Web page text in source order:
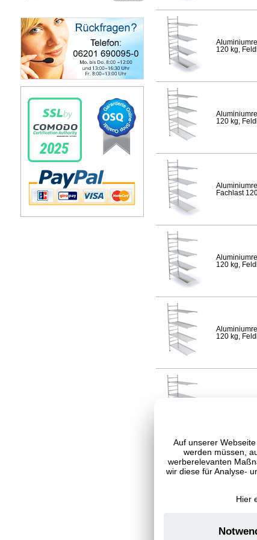
120 kg,
120 kg,
Fachlast
120 kg,
120 kg,
Auf unserer
werden müssen,
werberelevanten
wir diese für Analyse-
Hier